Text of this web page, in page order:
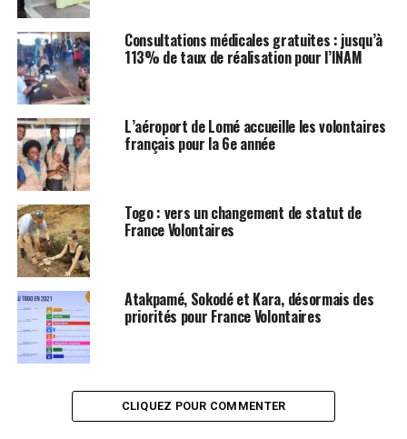
Consultations médicales gratuites : jusqu’à
113% de taux de réalisation pour l’INAM
L’aéroport de Lomé accueille les volontaires
français pour la 6e année
Togo : vers un changement de statut de
France Volontaires
Atakpamé, Sokodé et Kara, désormais des
priorités pour France Volontaires
CLIQUEZ POUR COMMENTER